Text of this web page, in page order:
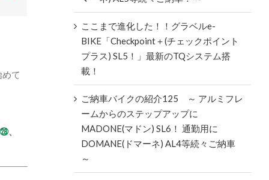
て
㉘、
ここまで進化した！！グラベルe-
BIKE「Checkpoint＋(チェックポイント
プラス) SL5！」最新のTQシステム搭
載！
ご納車バイクの紹介125 ～ アルミフレ
ームからのステップアップに
MADONE(マドン) SL6！ 通勤用に
DOMANE(ドマーネ) AL4等続々ご納車
～